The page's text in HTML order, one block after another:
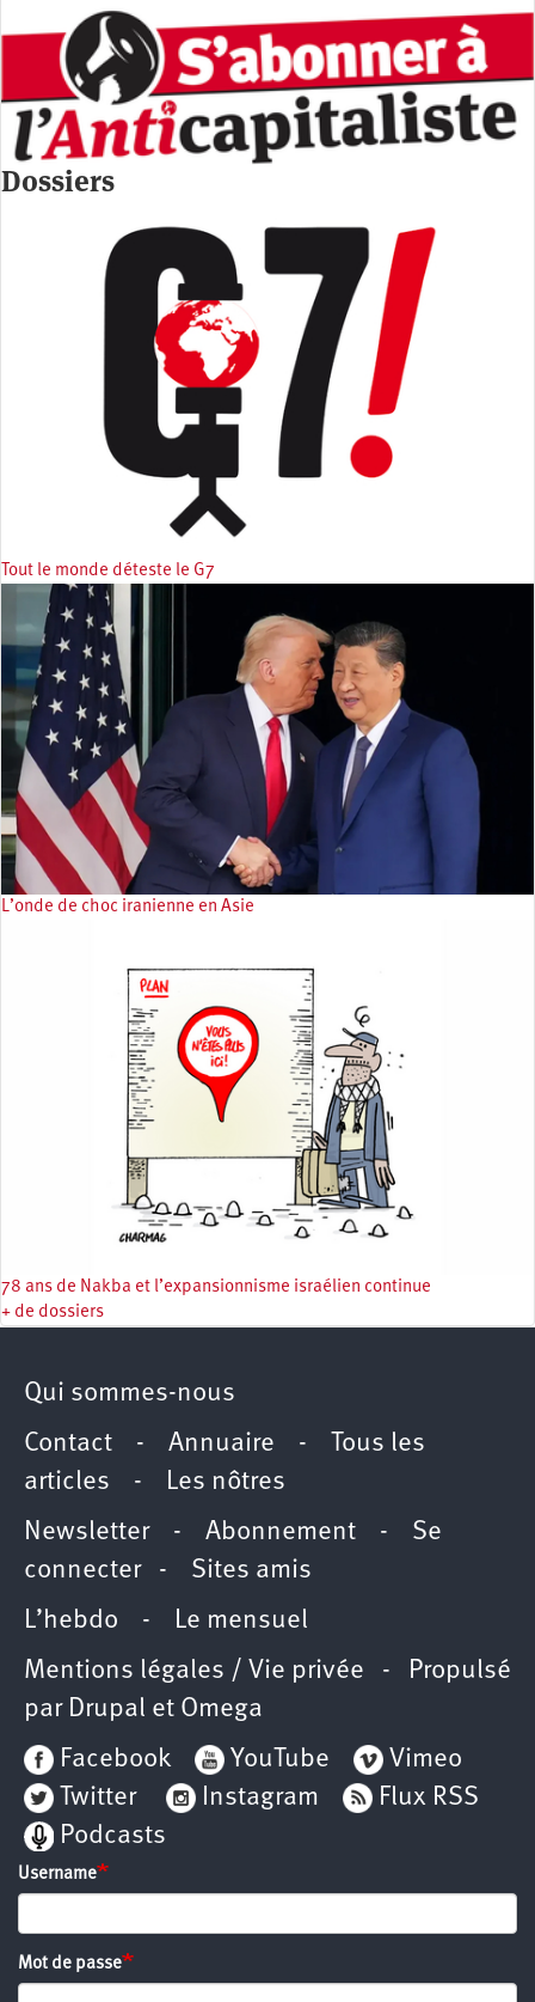
Dossiers
Tout le monde déteste le G7
L’onde de choc iranienne en Asie
78 ans de Nakba et l’expansionnisme israélien continue
+ de dossiers
Qui sommes-nous
Contact - Annuaire -
Tous les
articles - Les nôtres
Newsletter- Abonnement - Se
connecter- Sites amis
L’hebdo - Le mensuel
Mentions légales / Vie privée - Propulsé
par Drupal et Omega
Facebook
YouTube
Vimeo
Twitter
Instagram
Flux RSS
Podcasts
Username
Mot de passe